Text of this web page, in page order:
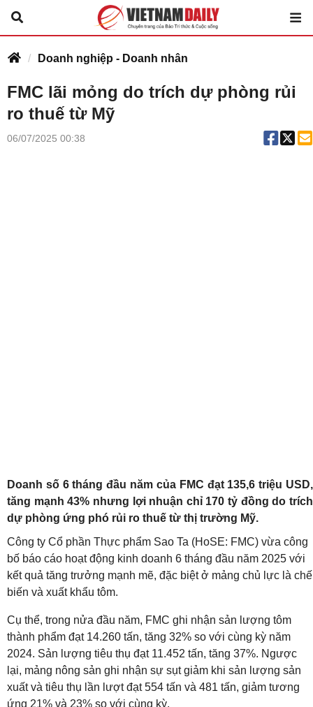
Doanh nghiệp - Doanh nhân
FMC lãi mỏng do trích dự phòng rủi
ro thuế từ Mỹ
06/07/2025 00:38
Doanh số 6 tháng đầu năm của FMC đạt 135,6 triệu USD,
tăng mạnh 43% nhưng lợi nhuận chỉ 170 tỷ đồng do trích
dự phòng ứng phó rủi ro thuế từ thị trường Mỹ.
Công ty Cổ phần Thực phẩm Sao Ta (HoSE: FMC) vừa công
bố báo cáo hoạt động kinh doanh 6 tháng đầu năm 2025 với
kết quả tăng trưởng mạnh mẽ, đặc biệt ở mảng chủ lực là chế
biến và xuất khẩu tôm.
Cụ thể, trong nửa đầu năm, FMC ghi nhận sản lượng tôm
thành phẩm đạt 14.260 tấn, tăng 32% so với cùng kỳ năm
2024. Sản lượng tiêu thụ đạt 11.452 tấn, tăng 37%. Ngược
lại, mảng nông sản ghi nhận sự sụt giảm khi sản lượng sản
xuất và tiêu thụ lần lượt đạt 554 tấn và 481 tấn, giảm tương
ứng 21% và 23% so với cùng kỳ.